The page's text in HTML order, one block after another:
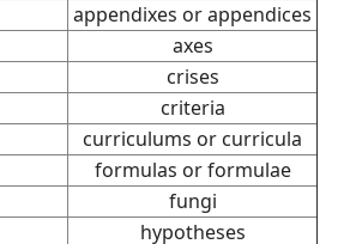
appendixes or appendices
axes
crises
criteria
curriculums or curricula
formulas or formulae
fungi
hypotheses